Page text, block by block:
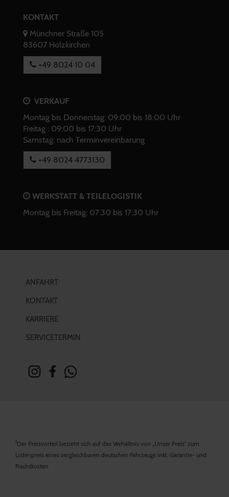
KONTAKT
Münchner Straße 105
83607 Holzkirchen
+49 8024 10 04
VERKAUF
Montag bis Donnerstag: 09:00 bis 18:00 Uhr
Freitag : 09:00 bis 17:30 Uhr
Samstag: nach Terminvereinbarung
+49 8024 4773130
WERKSTATT & TEILELOGISTIK
Montag bis Freitag: 07:30 bis 17:30 Uhr
ANFAHRT
KONTAKT
KARRIERE
SERVICETERMIN
1Der Preisvorteil bezieht sich auf das Verhältnis von „Unser Preis“ zum
Listenpreis eines vergleichbaren deutschen Fahrzeugs inkl. Garantie- und
Frachtkosten